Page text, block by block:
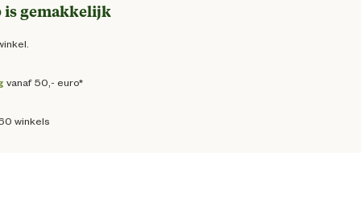
is gemakkelijk
vanaf 50,- euro*
winkels